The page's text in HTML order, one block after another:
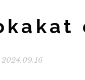
2024.09.16